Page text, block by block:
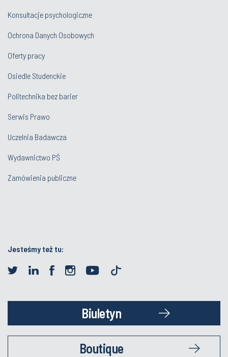
Konsultacje psychologiczne
Ochrona Danych Osobowych
Oferty pracy
Osiedle Studenckie
Politechnika bez barier
Serwis Prawo
Uczelnia Badawcza
Wydawnictwo PŚ
Zamówienia publiczne
Jesteśmy też tu:
Biuletyn
Boutique